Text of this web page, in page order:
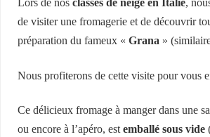
Lors de nosclasses de neige en Italie,
de visiter une fromagerie et de découvrir
préparation du fameux «Grana »
Nous profiterons de cette visite pour vous
Ce délicieux fromage à manger dans une
ou encore à l’apéro, estemballé sous vide